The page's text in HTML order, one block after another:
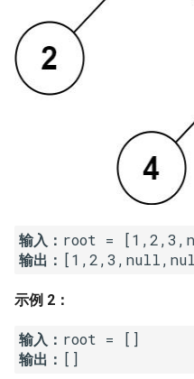
17. 打印从 1 到最大的 n 位数
18. 删除链表的节点
20. 表示数值的字符串
偶数前面
25. 合并两个排序的链表
15. 字符串中的所有变位词
16. 不含重复字符的最长子字
符串
17. 含有所有字符的最短字符
19. 最多删除一个字符得到回
21. 删除链表的倒数第 n 个结
2.7. 链表相交
2.8. 环路检测
3.4. 化栈为队
3.5. 栈排序
3.6. 动物收容所
输入：
输出：
示例 2：
输入：
输出：